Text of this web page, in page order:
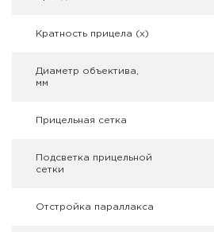
Оружейные шкафы и сейфы
Чехлы и кейсы
Кратность прицела (х)
Диаметр объектива,
мм
Прицельная сетка
Подсветка прицельной
сетки
Отстройка параллакса